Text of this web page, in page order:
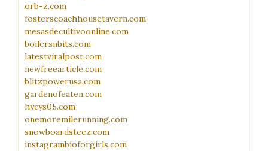
orb-z.com
fosterscoachhousetavern.com
mesasdecultivoonline.com
boilersnbits.com
latestviralpost.com
newfreearticle.com
blitzpowerusa.com
gardenofeaten.com
hycys05.com
onemoremilerunning.com
snowboardsteez.com
instagrambioforgirls.com